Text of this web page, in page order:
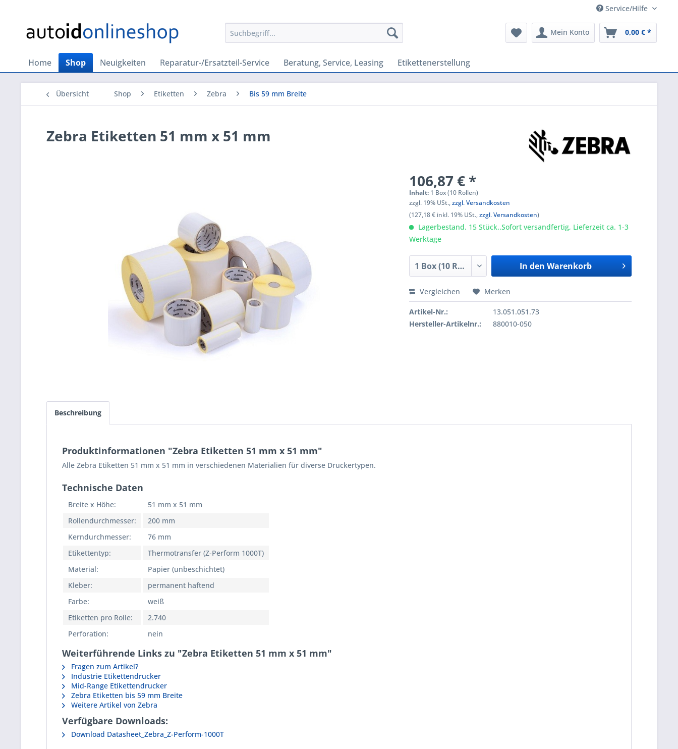
Service/Hilfe
Mein Konto 0,00 € *
Home Shop Neuigkeiten Reparatur-/Ersatzteil-Service Beratung, Service, Leasing Etikettenerstellung
Übersicht Shop Etiketten Zebra Bis 59 mm Breite
Zebra Etiketten 51 mm x 51 mm
106,87 € *
Inhalt: 1 Box (10 Rollen)
zzgl. 19% USt.,zzgl. Versandkosten
(127,18 € inkl. 19% USt.,zzgl. Versandkosten)
Lagerbestand. 15 Stück..Sofort versandfertig, Lieferzeit ca. 1-3
Werktage
In den Warenkorb
Vergleichen Merken
Artikel-Nr.:
13.051.051.73
Hersteller-Artikelnr.:
880010-050
Beschreibung
Produktinformationen "Zebra Etiketten 51 mm x 51 mm"
Alle Zebra Etiketten 51 mm x 51 mm in verschiedenen Materialien für diverse Druckertypen.
Technische Daten
Breite x Höhe:
51 mm x 51 mm
Rollendurchmesser:
200 mm
Kerndurchmesser:
76 mm
Etikettentyp:
Thermotransfer (Z-Perform 1000T)
Material:
Papier (unbeschichtet)
Kleber:
permanent haftend
Farbe:
weiß
Etiketten pro Rolle:
2.740
Perforation:
nein
Weiterführende Links zu "Zebra Etiketten 51 mm x 51 mm"
Fragen zum Artikel?
Industrie Etikettendrucker
Mid-Range Etikettendrucker
Zebra Etiketten bis 59 mm Breite
Weitere Artikel von Zebra
Verfügbare Downloads:
Download Datasheet_Zebra_Z-Perform-1000T